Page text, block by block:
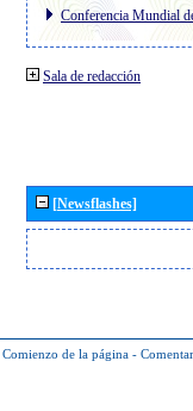
Conferencia Mundial
Sala de redacción
[Newsflashes]
Comienzo de la página -